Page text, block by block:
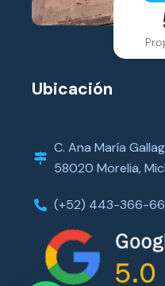
Ubicación
C. Ana María
58020 Morelia,
(+52) 443-366-